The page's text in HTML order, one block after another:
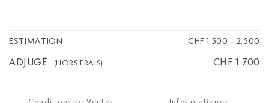
ESTIMATION CHF 1 500 - 2,500
ADJUGÉ (HORS FRAIS) CHF 1 700